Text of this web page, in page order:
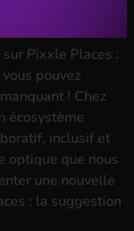
Pixxle Places :
pouvez
! Chez
écosystème
inclusif et
optique que nous
une nouvelle
: la suggestion